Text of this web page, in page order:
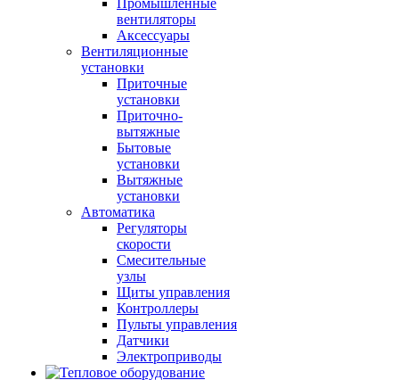
Промышленные
вентиляторы
Аксессуары
Вентиляционные
установки
Приточные
установки
Приточно-
вытяжные
Бытовые
установки
Вытяжные
установки
Автоматика
Регуляторы
скорости
Смесительные
узлы
Щиты управления
Контроллеры
Пульты управления
Датчики
Электроприводы